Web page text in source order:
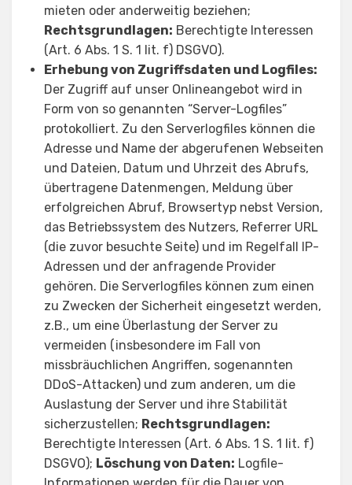
mieten oder anderweitig beziehen;
Rechtsgrundlagen: Berechtigte Interessen
(Art. 6 Abs. 1 S. 1 lit. f) DSGVO).
Erhebung von Zugriffsdaten und Logfiles:
Der Zugriff auf unser Onlineangebot wird in
Form von so genannten “Server-Logfiles”
protokolliert. Zu den Serverlogfiles können die
Adresse und Name der abgerufenen Webseiten
und Dateien, Datum und Uhrzeit des Abrufs,
übertragene Datenmengen, Meldung über
erfolgreichen Abruf, Browsertyp nebst Version,
das Betriebssystem des Nutzers, Referrer URL
(die zuvor besuchte Seite) und im Regelfall IP-
Adressen und der anfragende Provider
gehören. Die Serverlogfiles können zum einen
zu Zwecken der Sicherheit eingesetzt werden,
z.B., um eine Überlastung der Server zu
vermeiden (insbesondere im Fall von
missbräuchlichen Angriffen, sogenannten
DDoS-Attacken) und zum anderen, um die
Auslastung der Server und ihre Stabilität
sicherzustellen; Rechtsgrundlagen:
Berechtigte Interessen (Art. 6 Abs. 1 S. 1 lit. f)
DSGVO); Löschung von Daten: Logfile-